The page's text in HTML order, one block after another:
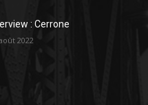
: Cerrone
2022